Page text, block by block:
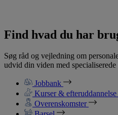
Find hvad du har
Søg råd og vejledning om
udvid din viden med specialiserede
Jobbank
Kurser & efteruddannelse
Overenskomster